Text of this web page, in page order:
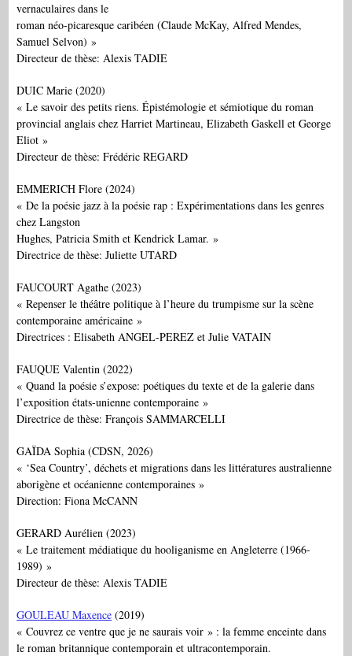
vernaculaires dans le
roman néo-picaresque caribéen (Claude McKay, Alfred Mendes,
Samuel Selvon) »
Directeur de thèse: Alexis TADIE
DUIC Marie (2020)
« Le savoir des petits riens. Épistémologie et sémiotique du roman
provincial anglais chez Harriet Martineau, Elizabeth Gaskell et George
Eliot »
Directeur de thèse: Frédéric REGARD
EMMERICH Flore (2024)
« De la poésie jazz à la poésie rap : Expérimentations dans les genres
chez Langston
Hughes, Patricia Smith et Kendrick Lamar. »
Directrice de thèse: Juliette UTARD
FAUCOURT Agathe (2023)
« Repenser le théâtre politique à l’heure du trumpisme sur la scène
contemporaine américaine »
Directrices : Elisabeth ANGEL-PEREZ et Julie VATAIN
FAUQUE Valentin (2022)
« Quand la poésie s’expose: poétiques du texte et de la galerie dans
l’exposition états-unienne contemporaine »
Directrice de thèse: François SAMMARCELLI
GAÏDA Sophia (CDSN, 2026)
« ‘Sea Country’, déchets et migrations dans les littératures australienne
aborigène et océanienne contemporaines »
Direction: Fiona McCANN
GERARD Aurélien (2023)
« Le traitement médiatique du hooliganisme en Angleterre (1966-
1989) »
Directeur de thèse: Alexis TADIE
GOULEAU Maxence (2019)
« Couvrez ce ventre que je ne saurais voir » : la femme enceinte dans
le roman britannique contemporain et ultracontemporain.